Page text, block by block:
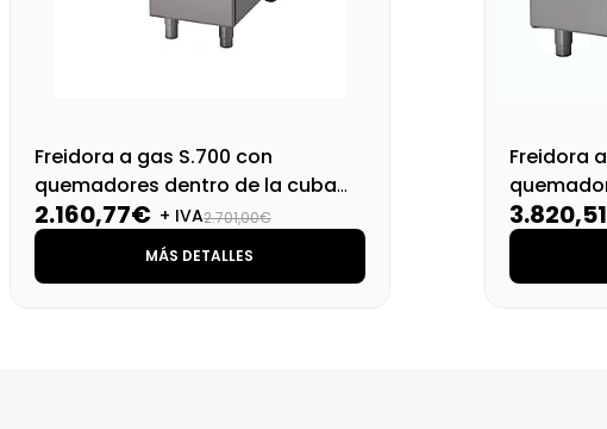
Freidora a gas S.700 con
quemadores dentro de la cuba
SV 74 FRGS13 PW
2.160,77€ + IVA2.701,00€
MÁS DETALLES
Freidora
SV 78